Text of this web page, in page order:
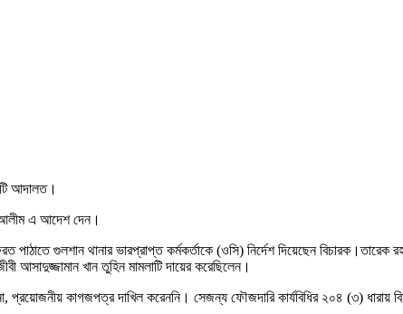
আদালত।
আলীম এ আদেশ দেন।
গুলশান থানার ভারপ্রাপ্ত কর্মকর্তাকে (ওসি) নির্দেশ দিয়েছেন বিচারক।তারেক
আসাদুজ্জামান খান তুহিন মামলাটি দায়ের করেছিলেন।
কাগজপত্র দাখিল করেননি। সেজন্য ফৌজদারি কার্যবিধির ২০৪ (৩) ধারায়